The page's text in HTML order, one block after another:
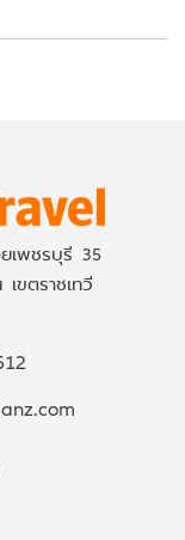
เพชรบุรี 35
ขตราชเทวี